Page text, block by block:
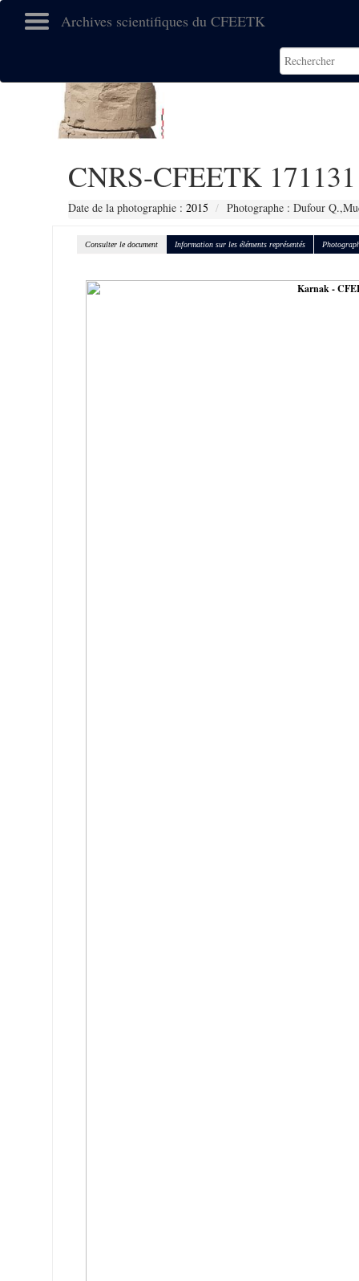
Archives scientifiques du CFEETK
CNRS-CFEETK 171131
Date de la photographie : 2015 Photographe : Dufour
Consulter le document Information sur les éléments représentés